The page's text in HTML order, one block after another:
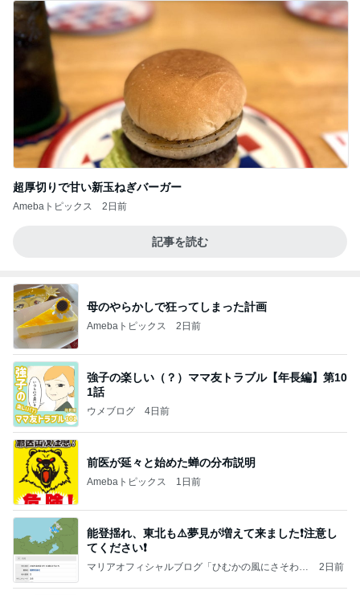
超厚切りで甘い新玉ねぎバーガー
Amebaトピックス 2日前
記事を読む
母のやらかしで狂ってしまった計画
Amebaトピックス 2日前
強子の楽しい（？）ママ友トラブル【年長編】第10
1話
ウメブログ 4日前
前医が延々と始めた蝉の分布説明
Amebaトピックス 1日前
能登揺れ、東北も⚠️夢見が増えて来ました❗️注意し
てください❗️
マリアオフィシャルブログ「ひむかの風にさそわれ
2日前